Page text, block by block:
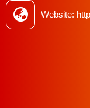
Website: